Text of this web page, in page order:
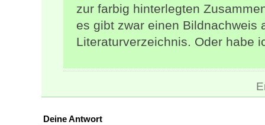
zur farbig hinterlegten
es gibt zwar einen Bildnachweis
Literaturverzeichnis. Oder habe
Deine Antwort